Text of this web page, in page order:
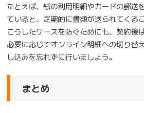
たとえば、紙の利用明細やカードの郵送
ていると、定期的に書類が送られてくる
こうしたケースを防ぐためにも、契約後
必要に応じてオンライン明細への切り替
し込みを忘れずに行いましょう。
まとめ